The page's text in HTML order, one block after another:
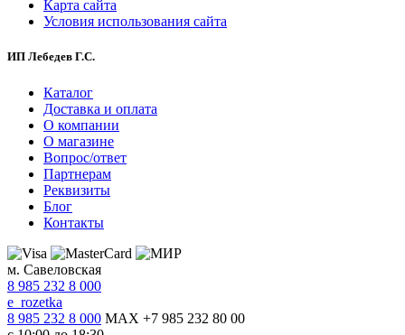
Карта сайта
Условия использования сайта
ИП Лебедев Г.С.
Каталог
Доставка и оплата
О компании
О магазине
Вопрос/ответ
Партнерам
Реквизиты
Блог
Контакты
м. Савеловская
8 985 232 8 000
e_rozetka
8 985 232 8 000 MAX +7 985 232 80 00